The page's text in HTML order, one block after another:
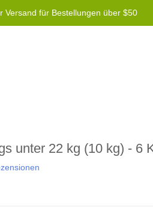
Versand für Bestellungen über $50
unter 22 kg (10 kg) - 6